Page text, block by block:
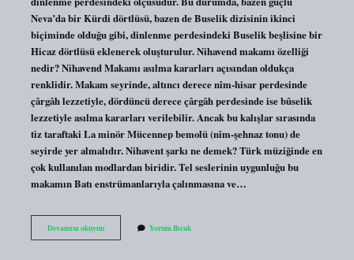
Neva’da bir Kürdi dörtlüsü, bazen de Buselik dizisinin ikinci
biçiminde olduğu gibi, dinlenme perdesindeki Buselik beşlisine bir
Hicaz dörtlüsü eklenerek oluşturulur. Nihavend makamı özelliği
nedir? Nihavend Makamı asılma kararları açısından oldukça
renklidir. Makam seyrinde, altıncı derece nîm-hisar perdesinde
çârgâh lezzetiyle, dördüncü derece çârgâh perdesinde ise bûselik
lezzetiyle asılma kararları verilebilir. Ancak bu kalışlar sırasında
tiz taraftaki La minör Mücennep bemolü (nîm-şehnaz tonu) de
seyirde yer almalıdır. Nihavent şarkı ne demek? Türk müziğinde en
çok kullanılan modlardan biridir. Tel seslerinin uygunluğu bu
makamın Batı enstrümanlarıyla çalınmasına ve…
Devamını okuyunNihavend
Ne
Yorum Bırak